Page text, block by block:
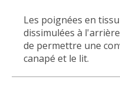
Les poignées en
dissimulées à
de permettre une
canapé et le lit.